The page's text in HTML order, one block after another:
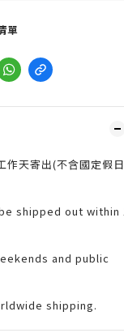
單
作天寄出(不含國定假
shipped out within
and public
shipping.